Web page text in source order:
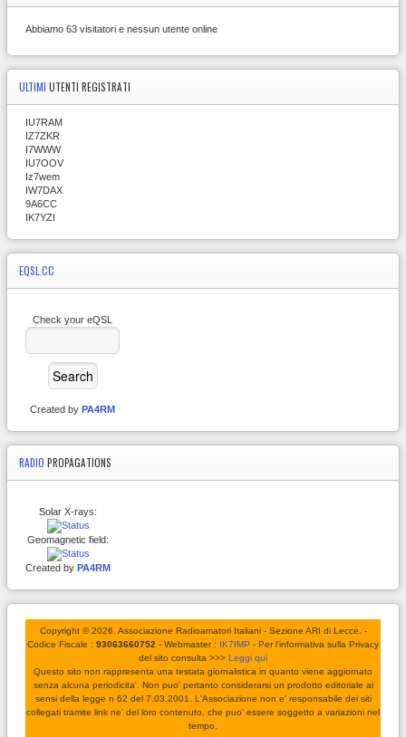
Abbiamo 63 visitatori e nessun utente online
ULTIMI UTENTI REGISTRATI
IU7RAM
IZ7ZKR
I7WWW
IU7OOV
Iz7wem
IW7DAX
9A6CC
IK7YZI
EQSL.CC
Check your eQSL
Created by PA4RM
RADIO PROPAGATIONS
Solar X-rays:
Geomagnetic field:
Created by PA4RM
Copyright © 2026. Associazione Radioamatori Italiani - Sezione ARI di Lecce. -
Codice Fiscale : 93063660752 - Webmaster : IK7IMP - Per l'informativa sulla Privacy
del sito consulta >>> Leggi qui
Questo sito non rappresenta una testata giornalistica in quanto viene aggiornato
senza alcuna periodicita'. Non puo' pertanto considerarsi un prodotto editoriale ai
sensi della legge n 62 del 7.03.2001. L'Associazione non e' responsabile dei siti
collegati tramite link ne' del loro contenuto, che puo' essere soggetto a variazioni nel
tempo.